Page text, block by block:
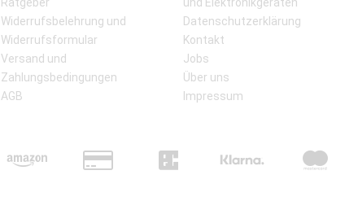
Widerrufsbelehrung und
Widerrufsformular
Versand und
Zahlungsbedingungen
AGB
Datenschutzerklärung
Kontakt
Jobs
Über uns
Impressum